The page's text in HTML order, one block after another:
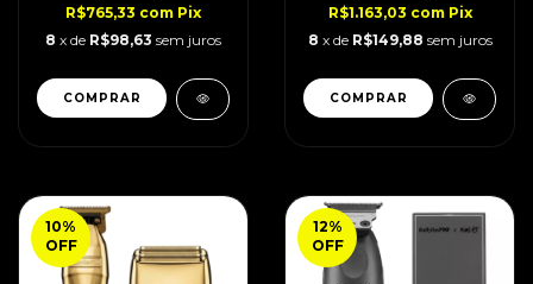
R$765,33 com Pix
8 x de R$98,63 sem juros
R$1.163,03 com Pix
8 x de R$149,88 sem juros
10%
OFF
12%
OFF